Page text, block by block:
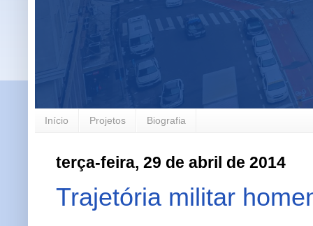
Início Projetos Biografia
terça-feira, 29 de abril de 2014
Trajetória militar